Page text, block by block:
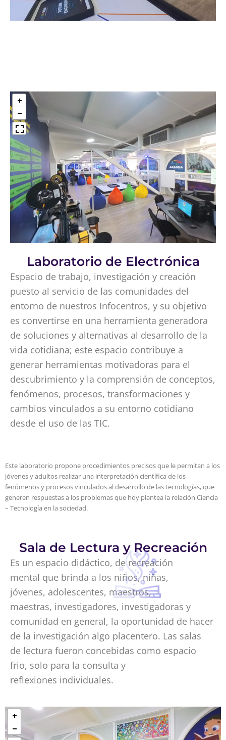
Laboratorio de Electrónica
Espacio de trabajo, investigación y creación
puesto al servicio de las comunidades del
entorno de nuestros Infocentros, y su objetivo
es convertirse en una herramienta generadora
de soluciones y alternativas al desarrollo de la
vida cotidiana; este espacio contribuye a
generar herramientas motivadoras para el
descubrimiento y la comprensión de conceptos,
fenómenos, procesos, transformaciones y
cambios vinculados a su entorno cotidiano
desde el uso de las TIC.
Este laboratorio propone procedimientos precisos que le permitan a los
jóvenes y adultos realizar una interpretación científica de los
fenómenos y procesos vinculados al desarrollo de las tecnologías, que
generen respuestas a los problemas que hoy plantea la relación Ciencia
– Tecnología en la sociedad.
Sala de Lectura y Recreación
Es un espacio didáctico, de recreación
mental que brinda a los niños, niñas,
jóvenes, adolescentes, maestros,
maestras, investigadores, investigadoras y
comunidad en general, la oportunidad de hacer
de la investigación algo placentero. Las salas
de lectura fueron concebidas como espacio
frio, solo para la consulta y
reflexiones individuales.